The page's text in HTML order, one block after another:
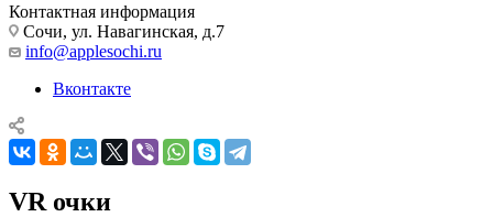
Контактная информация
Сочи, ул. Навагинская, д.7
info@applesochi.ru
Вконтакте
VR очки